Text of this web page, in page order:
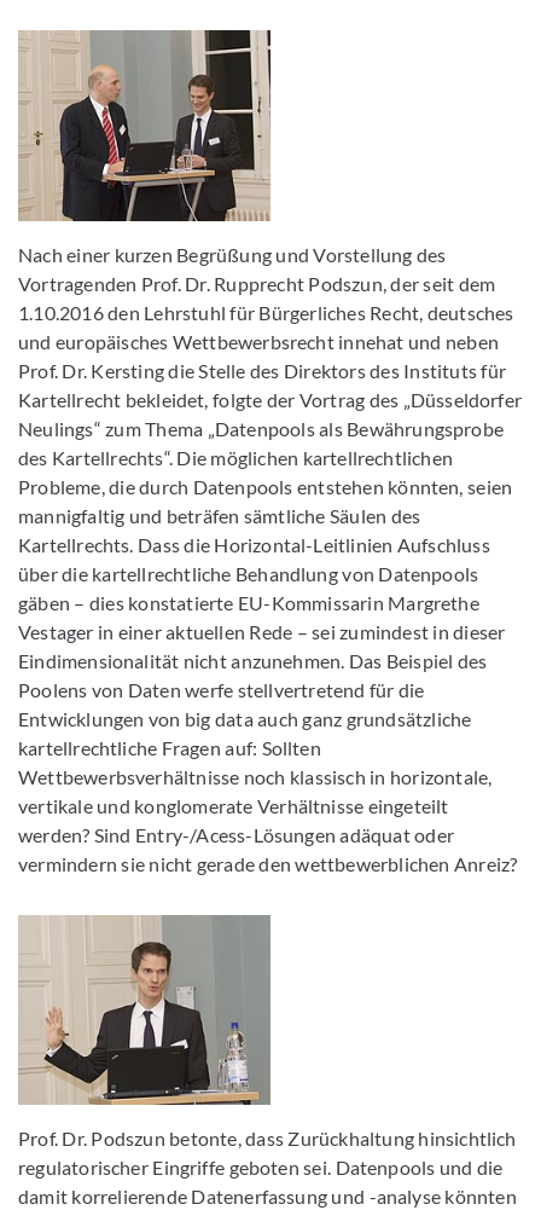
Nach einer kurzen Begrüßung und Vorstellung des
Vortragenden Prof. Dr. Rupprecht Podszun, der seit dem
1.10.2016 den Lehrstuhl für Bürgerliches Recht, deutsches
und europäisches Wettbewerbsrecht innehat und neben
Prof. Dr. Kersting die Stelle des Direktors des Instituts für
Kartellrecht bekleidet, folgte der Vortrag des „Düsseldorfer
Neulings“ zum Thema „Datenpools als Bewährungsprobe
des Kartellrechts“. Die möglichen kartellrechtlichen
Probleme, die durch Datenpools entstehen könnten, seien
mannigfaltig und beträfen sämtliche Säulen des
Kartellrechts. Dass die Horizontal-Leitlinien Aufschluss
über die kartellrechtliche Behandlung von Datenpools
gäben – dies konstatierte EU-Kommissarin Margrethe
Vestager in einer aktuellen Rede – sei zumindest in dieser
Eindimensionalität nicht anzunehmen. Das Beispiel des
Poolens von Daten werfe stellvertretend für die
Entwicklungen von big data auch ganz grundsätzliche
kartellrechtliche Fragen auf: Sollten
Wettbewerbsverhältnisse noch klassisch in horizontale,
vertikale und konglomerate Verhältnisse eingeteilt
werden? Sind Entry-/Acess-Lösungen adäquat oder
vermindern sie nicht gerade den wettbewerblichen Anreiz?
Prof. Dr. Podszun betonte, dass Zurückhaltung hinsichtlich
regulatorischer Eingriffe geboten sei. Datenpools und die
damit korrelierende Datenerfassung und -analyse könnten